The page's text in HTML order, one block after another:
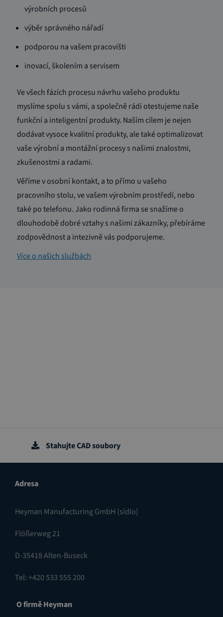
výrobních procesů
výběr správného nářadí
podporou na vašem pracovišti
inovací, školením a servisem
Ve všech fázích procesu návrhu vašeho produktu
myslíme spolu s vámi, a společně rádi otestujeme naše
funkční a inteligentní produkty. Naším cílem je nejen
dodávat vysoce kvalitní produkty, ale také optimalizovat
vaše výrobní a montážní procesy s našimi znalostmi,
zkušenostmi a radami.
Věříme v osobní kontakt, a to přímo u vašeho
pracovního stolu, ve vašem výrobním prostředí, nebo
také po telefonu. Jako rodinná firma se snažíme o
dlouhodobě dobré vztahy s našimi zákazníky, přebíráme
zodpovědnost a intezivně vás podporujeme.
Více o našich službách
Stahujte CAD soubory
Adresa
Heyman Manufacturing GmbH (sídlo)
Flößerweg 21
D-35418 Alten-Buseck
Tel: +420 533 555 200
O firmě Heyman